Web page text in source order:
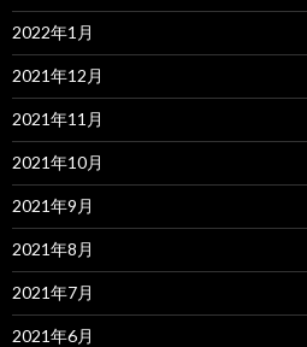
2022年1月
2021年12月
2021年11月
2021年10月
2021年9月
2021年8月
2021年7月
2021年6月